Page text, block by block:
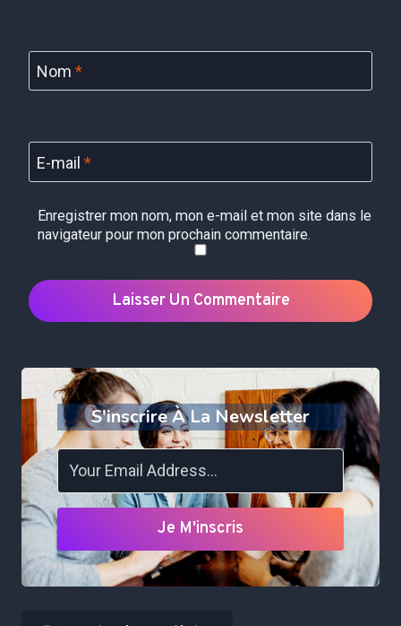
Nom *
E-mail *
Enregistrer mon nom, mon e-mail et mon site dans le
navigateur pour mon prochain commentaire.
S'inscrire À La Newsletter
Je M'inscris